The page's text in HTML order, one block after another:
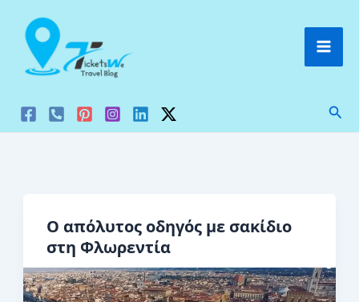
στο
περιεχόμενο
Ο απόλυτος οδηγός με σακίδιο
στη Φλωρεντία